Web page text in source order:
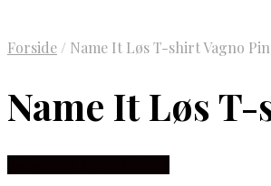
Forside / Name It Løs T-shirt Vagno
Name It Løs